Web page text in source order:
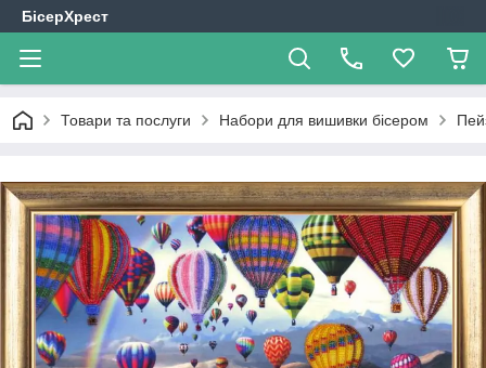
БісерХрест
Товари та послуги Набори для вишивки бісером